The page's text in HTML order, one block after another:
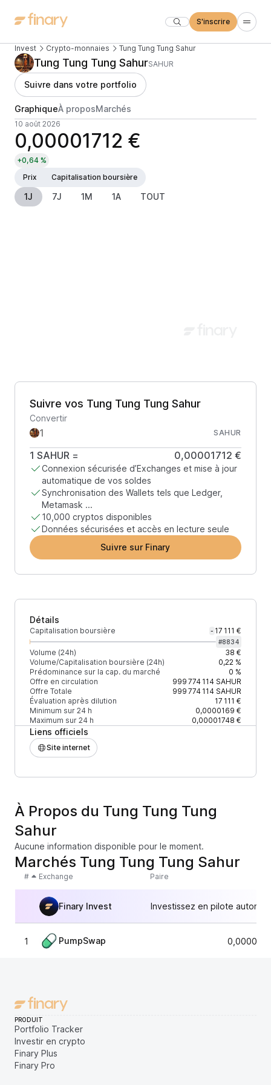
S'inscrire
Invest Crypto-monnaies Tung Tung Tung Sahur
Tung Tung Tung SahurSAHUR
Suivre dans votre portfolio
GraphiqueÀ proposMarchés
10 août 2026
0,00001712 €
+0,64 %
Prix
Capitalisation boursière
1J 7J 1M 1A TOUT
Suivre vos Tung Tung Tung Sahur
Convertir
SAHUR
1 SAHUR = 0,00001712 €
Connexion sécurisée d’Exchanges et mise à jour
automatique de vos soldes
Synchronisation des Wallets tels que Ledger,
Metamask ...
10,000 cryptos disponibles
Données sécurisées et accès en lecture seule
Suivre sur Finary
Détails
Capitalisation boursière - 17 111 €
#8834
Volume (24h)
38 €
Volume/Capitalisation boursière (24h)
0,22 %
Prédominance sur la cap. du marché
0 %
Offre en circulation
999 774 114SAHUR
Offre Totale
999 774 114SAHUR
Évaluation après dilution
17 111 €
Minimum sur 24 h
0,0000169 €
Maximum sur 24 h
0,00001748 €
Liens officiels
Site internet
À Propos du Tung Tung Tung
Sahur
Aucune information disponible pour le moment.
Marchés Tung Tung Tung Sahur
# Exchange Paire
Finary Invest Investissez en pilote
1 PumpSwap
PRODUIT
Portfolio Tracker
Investir en crypto
Finary Plus
Finary Pro